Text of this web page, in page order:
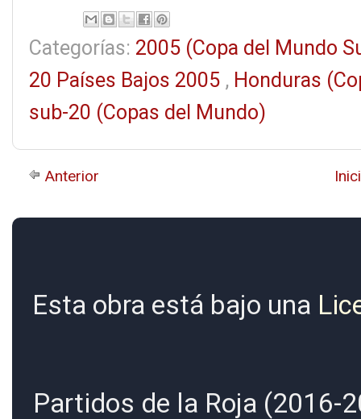
Categorías: 2005 (Copa del Mundo
20 Países Bajos 2005 , Honduras
sub-20 (Copas del Mundo)
Anterior
Esta obra está bajo una
Partidos de la Roja (2016-